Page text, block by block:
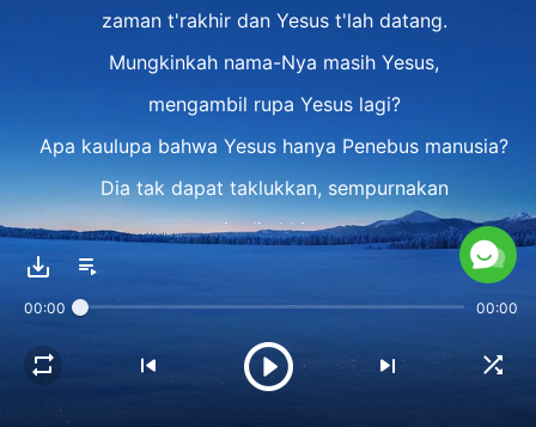
zaman t'rakhir dan Yesus t'lah datang.
Mungkinkah nama-Nya masih Yesus,
mengambil rupa Yesus lagi?
Apa kaulupa bahwa Yesus hanya Penebus manusia?
Dia tak dapat taklukkan, sempurnakan
manusia di akhir zaman.
Nama, karya, citra Tuhan dipakai
'tuk ubah dan pisahkan zaman.
Nama dan karya-Nya mewakili
00:00 00:00